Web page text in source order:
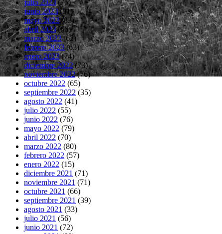
julio 2023(75)
junio 2023(81)
mayo 2023(83)
abril 2023(66)
marzo 2023(62)
febrero 2023(63)
enero 2023(74)
diciembre 2022(73)
noviembre 2022(76)
octubre 2022 (65)
septiembre 2022 (35)
agosto 2022 (41)
julio 2022 (55)
junio 2022 (76)
mayo 2022 (79)
abril 2022 (70)
marzo 2022 (80)
febrero 2022 (57)
enero 2022 (15)
diciembre 2021 (71)
noviembre 2021 (71)
octubre 2021 (66)
septiembre 2021 (39)
agosto 2021 (33)
julio 2021 (56)
junio 2021 (72)